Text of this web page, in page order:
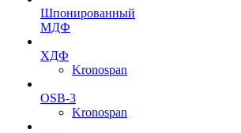
Шпонированный
МДФ
ХДФ
Kronospan
OSB-3
Kronospan